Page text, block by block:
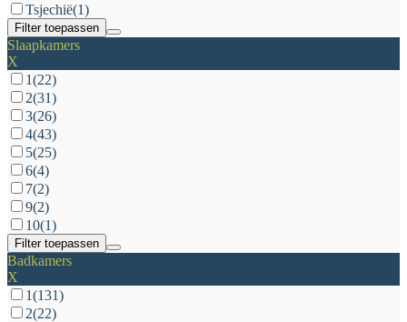
Tsjechië(1)
Filter toepassen
Slaapkamers
X
1(22)
2(31)
3(26)
4(43)
5(25)
6(4)
7(2)
9(2)
10(1)
Filter toepassen
Badkamers
X
1(131)
2(22)